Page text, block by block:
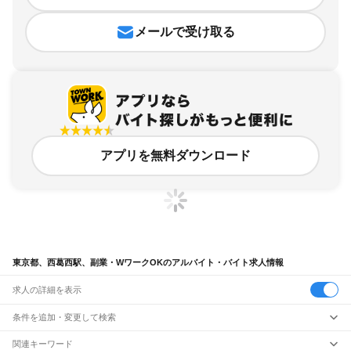
メールで受け取る
アプリを無料ダウンロード
東京都、西葛西駅、副業・WワークOKのアルバイト・バイト求人情報
求人の詳細を表示
条件を追加・変更して検索
市区町村を追加・変更
関連キーワード